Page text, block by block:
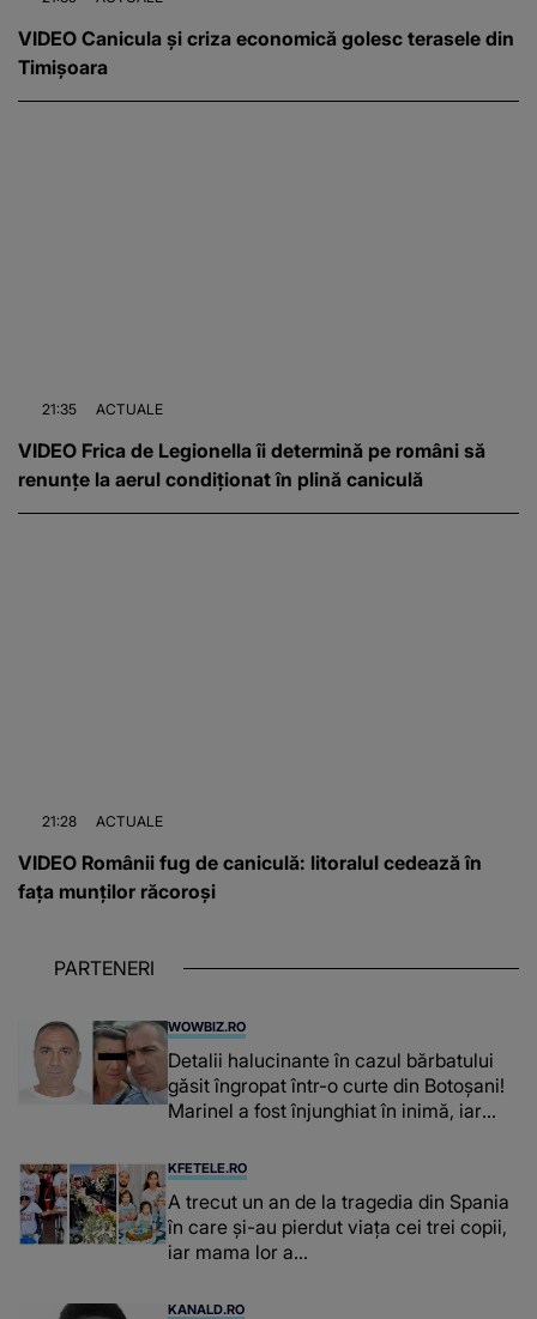
VIDEO Canicula și criza economică golesc terasele din
Timișoara
21:35 ACTUALE
VIDEO Frica de Legionella îi determină pe români să
renunțe la aerul condiționat în plină caniculă
21:28 ACTUALE
VIDEO Românii fug de caniculă: litoralul cedează în
fața munților răcoroși
PARTENERI
WOWBIZ.RO
Detalii halucinante în cazul bărbatului
găsit îngropat într-o curte din Botoșani!
Marinel a fost înjunghiat în inimă, iar
suspecți
KFETELE.RO
A trecut un an de la tragedia din Spania
în care și-au pierdut viața cei trei copii,
iar mama lor a…
KANALD.RO